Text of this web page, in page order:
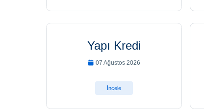
Yapı Kredi
07 Ağustos 2026
İncele